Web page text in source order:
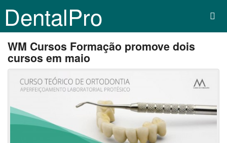
DentalPro
WM Cursos Formação promove dois
cursos em maio